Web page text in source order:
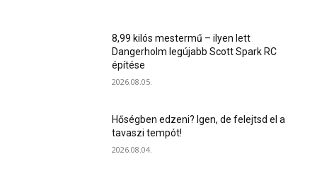
8,99 kilós mestermű – ilyen lett
Dangerholm legújabb Scott Spark RC
építése
2026.08.05.
Hőségben edzeni? Igen, de felejtsd el a
tavaszi tempót!
2026.08.04.